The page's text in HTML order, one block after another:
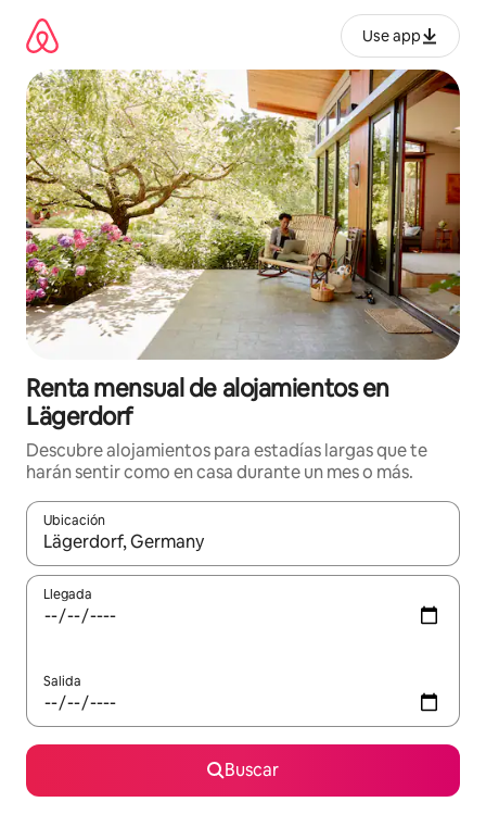
contenido
Use app
Renta mensual de alojamientos en
Lägerdorf
Descubre alojamientos para estadías largas que te
harán sentir como en casa durante un mes o más.
Ubicación
Cuando los resultados estén disponibles, navega con las
Llegada
Salida
Buscar